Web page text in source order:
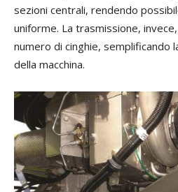
sezioni centrali, rendendo
uniforme. La trasmissione,
numero di cinghie, semplificando
della macchina.